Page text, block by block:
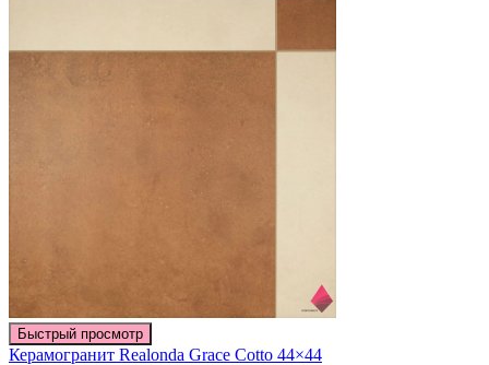
Быстрый просмотр
Керамогранит Realonda Grace Cotto 44×44